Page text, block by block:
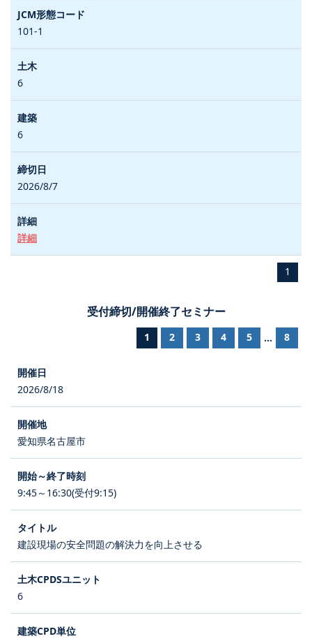
101-1
6
6
2026/8/7
詳細
1
受付締切/開催終了セミナー
1 2 3 4 5 ... 8
2026/8/18
愛知県名古屋市
9:45～16:30(受付9:15)
建設現場の安全問題の解決力を向上させる
6